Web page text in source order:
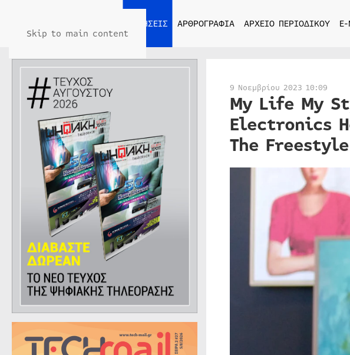
Skip to main content
ΕΙΔΗΣΕΙΣ ΑΡΘΡΟΓΡΑΦΙΑ ΑΡΧΕΙΟ ΠΕΡΙΟΔΙΚΟΥ E-
9 Νοεμβρίου 2023 10:09
My Life My
Electronics
The Freestyle